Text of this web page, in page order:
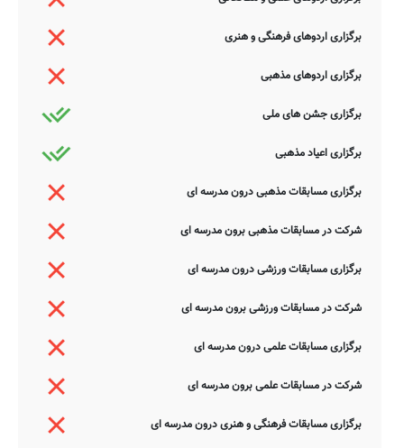
برگزاری اردوهای فرهنگی و هنری
برگزاری اردوهای مذهبی
برگزاری جشن های ملی
برگزاری اعیاد مذهبی
برگزاری مسابقات مذهبی درون مدرسه ای
شرکت در مسابقات مذهبی برون مدرسه ای
برگزاری مسابقات ورزشی درون مدرسه ای
شرکت در مسابقات ورزشی برون مدرسه ای
برگزاری مسابقات علمی درون مدرسه ای
شرکت در مسابقات علمی برون مدرسه ای
برگزاری مسابقات فرهنگی و هنری درون مدرسه ای